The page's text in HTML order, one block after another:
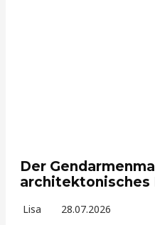
Der
architektonisches
Lisa 28.07.2026